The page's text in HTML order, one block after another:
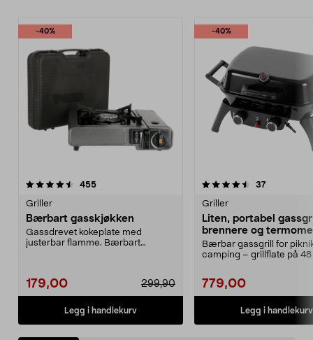
-40%
455anmeldelser
Griller
Bærbart gasskjøkken
Gassdrevet kokeplate med
justerbar flamme. Bærbart
179,00 299,90
Legg i handlekurv
-40%
4.5 av 5 stjerner 37
Griller
Liten, portabel
brennere og
Bærbar gassgrill for
camping – grillflate på 48
779,00
Legg i handlekurv
4.5 av 5 stjerner